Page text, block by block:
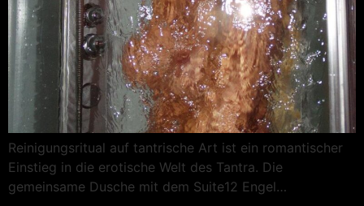
Reinigungsritual auf tantrische Art ist ein romantischer
Einstieg in die erotische Welt des Tantra. Die
gemeinsame Dusche mit dem Suite12 Engel…